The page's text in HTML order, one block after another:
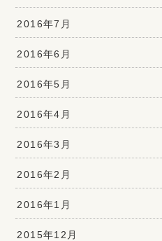
2016年7月
2016年6月
2016年5月
2016年4月
2016年3月
2016年2月
2016年1月
2015年12月